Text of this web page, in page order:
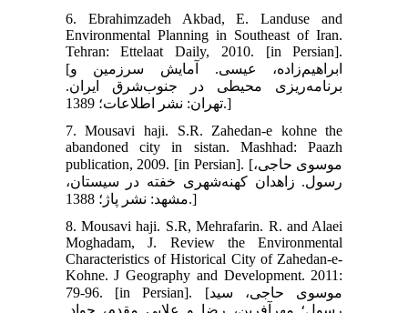
6. Ebrahimzadeh Akbad, E. Landuse and
Environmental Planning in Southeast of Iran.
Tehran: Ettelaat Daily, 2010. [in Persian].
[ابراهیم‌زاده، عیسی. آمایش سرزمین و
برنامه‌ریزی محیطی در جنوب‌شرق ایران.
تهران: نشر اطلاعات؛ 1389.]
7. Mousavi haji. S.R. Zahedan-e kohne the
abandoned city in sistan. Mashhad: Paazh
publication, 2009. ‎[in Persian]. [موسوی حاجی،
رسول. زاهدان کهنه‌شهری خفته در سیستان،
مشهد: نشر پاژ؛ 1388.]
8. Mousavi haji. S.R, Mehrafarin. R. and Alaei
Moghadam, J. Review the Environmental
Characteristics of Historical City of Zahedan-e-
Kohne. J Geography and Development. 2011:
79-96. ‎[in Persian]. [موسوی حاجی، سید
رسول؛ مهرآفرین، رضا و علایی مقدم، جواد.